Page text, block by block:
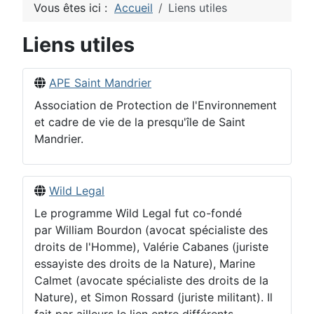
Vous êtes ici : Accueil Liens utiles
Liens utiles
APE Saint Mandrier
Association de Protection de l'Environnement
et cadre de vie de la presqu'île de Saint
Mandrier.
Wild Legal
Le programme Wild Legal fut co-fondé
par William Bourdon (avocat spécialiste des
droits de l'Homme), Valérie Cabanes (juriste
essayiste des droits de la Nature), Marine
Calmet (avocate spécialiste des droits de la
Nature), et Simon Rossard (juriste militant). Il